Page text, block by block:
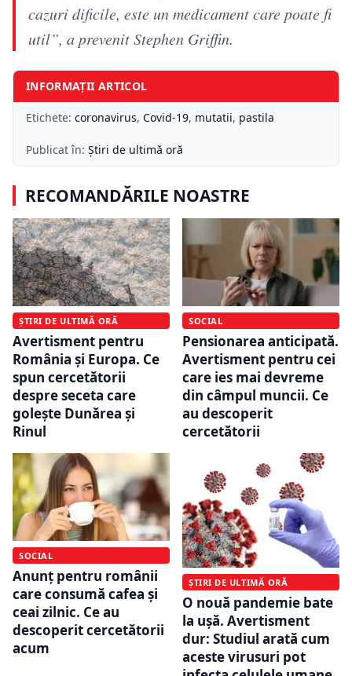
cazuri dificile, este un medicament care poate fi
util”, a prevenit Stephen Griffin.
INFORMAȚII ARTICOL
Etichete: coronavirus, Covid-19, mutatii, pastila
Publicat în: Știri de ultimă oră
RECOMANDĂRILE NOASTRE
ȘTIRI DE ULTIMĂ ORĂ
Avertisment pentru
România și Europa. Ce
spun cercetătorii
despre seceta care
golește Dunărea și
Rinul
SOCIAL
Pensionarea anticipată.
Avertisment pentru cei
care ies mai devreme
din câmpul muncii. Ce
au descoperit
cercetătorii
SOCIAL
Anunț pentru românii
care consumă cafea și
ceai zilnic. Ce au
descoperit cercetătorii
acum
ȘTIRI DE ULTIMĂ ORĂ
O nouă pandemie bate
la ușă. Avertisment
dur: Studiul arată cum
aceste virusuri pot